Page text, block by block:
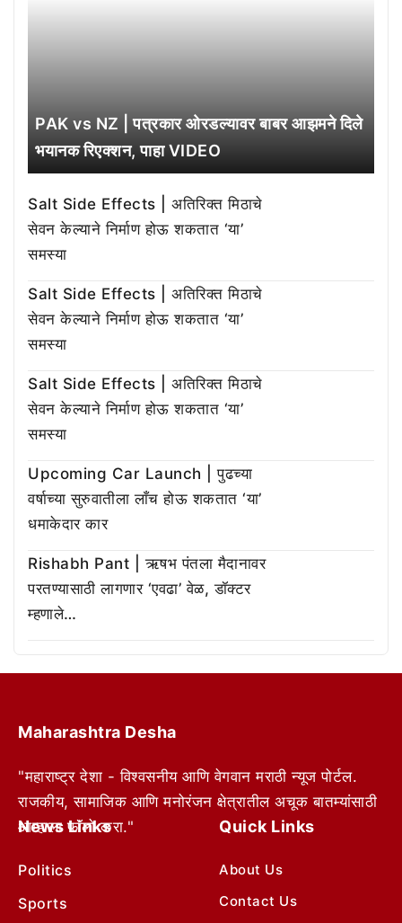
PAK vs NZ | पत्रकार ओरडल्यावर बाबर आझमने दिले
भयानक रिएक्शन, पाहा VIDEO
Salt Side Effects | अतिरिक्त मिठाचे
सेवन केल्याने निर्माण होऊ शकतात ‘या’
समस्या
Salt Side Effects | अतिरिक्त मिठाचे
सेवन केल्याने निर्माण होऊ शकतात ‘या’
समस्या
Salt Side Effects | अतिरिक्त मिठाचे
सेवन केल्याने निर्माण होऊ शकतात ‘या’
समस्या
Upcoming Car Launch | पुढच्या
वर्षाच्या सुरुवातीला लाँच होऊ शकतात ‘या’
धमाकेदार कार
Rishabh Pant | ऋषभ पंतला मैदानावर
परतण्यासाठी लागणार ‘एवढा’ वेळ, डॉक्टर
म्हणाले…
Maharashtra Desha
"महाराष्ट्र देशा - विश्वसनीय आणि वेगवान मराठी न्यूज पोर्टल.
राजकीय, सामाजिक आणि मनोरंजन क्षेत्रातील अचूक बातम्यांसाठी
आम्हाला फॉलो करा."
News Links
Politics
Sports
Quick Links
About Us
Contact Us